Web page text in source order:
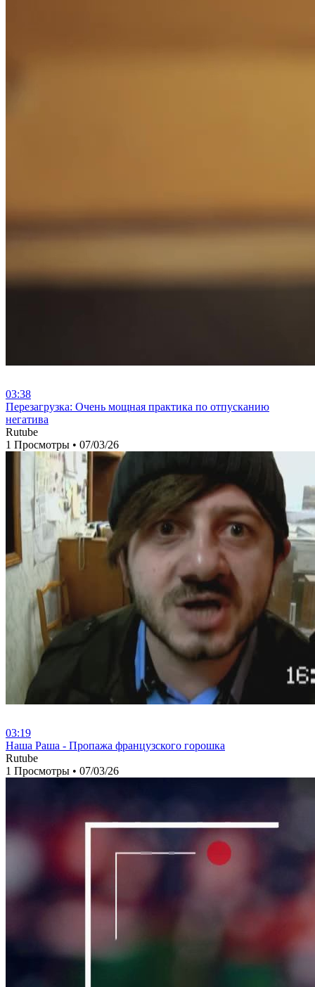
03:38
⁣Перезагрузка: Очень мощная практика по отпусканию
негатива
Rutube
1 Просмотры • 07/03/26
03:19
⁣Наша Раша - Пропажа французского горошка
Rutube
1 Просмотры • 07/03/26